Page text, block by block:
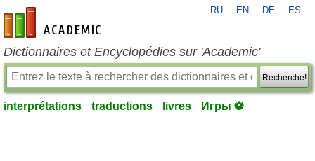
fr-academic.com
RU EN DE ES
Dictionnaires et Encyclopédies sur 'Academic'
Recherche!
interprétations traductions livres Игры ⚽